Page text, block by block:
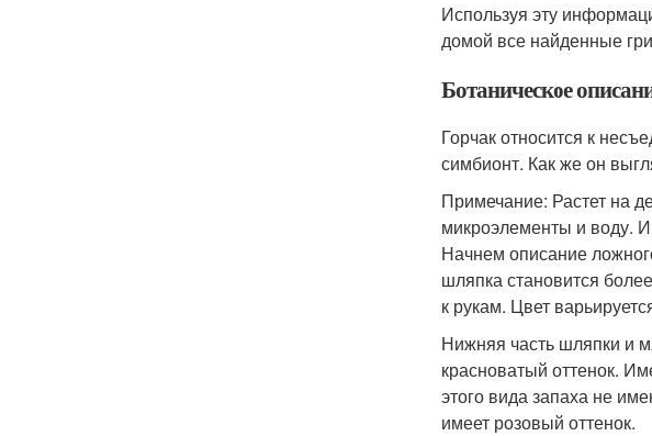
Используя эту
домой все найденные
Ботаническое
Горчак относится к
симбионт. Как же он
Примечание: Растет на
микроэлементы и воду.
Начнем описание
шляпка становится
к рукам. Цвет
Нижняя часть шляпки и
красноватый оттенок.
этого вида запаха не
имеет розовый оттенок.